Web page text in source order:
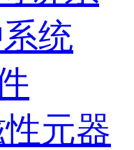
统
元器